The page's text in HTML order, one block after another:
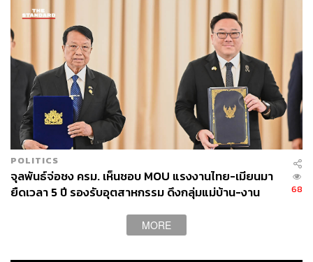
POLITICS
จุลพันธ์จ่อชง ครม. เห็นชอบ MOU แรงงานไทย-เมียนมา
ยืดเวลา 5 ปี รองรับอุตสาหกรรม ดึงกลุ่มแม่บ้าน-งาน
68
MORE